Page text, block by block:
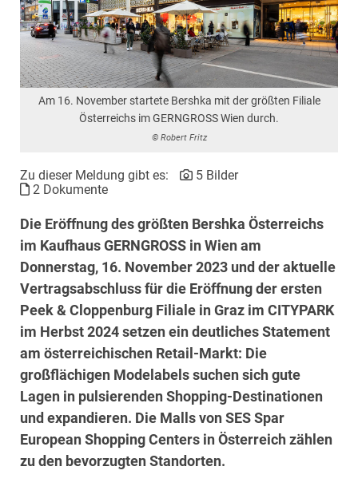
Am 16. November startete Bershka mit der größten Filiale
Österreichs im GERNGROSS Wien durch.
© Robert Fritz
Zu dieser Meldung gibt es:
5 Bilder
2 Dokumente
Die Eröffnung des größten Bershka Österreichs
im Kaufhaus GERNGROSS in Wien am
Donnerstag, 16. November 2023 und der aktuelle
Vertragsabschluss für die Eröffnung der ersten
Peek & Cloppenburg Filiale in Graz im CITYPARK
im Herbst 2024 setzen ein deutliches Statement
am österreichischen Retail-Markt: Die
großflächigen Modelabels suchen sich gute
Lagen in pulsierenden Shopping-Destinationen
und expandieren. Die Malls von SES Spar
European Shopping Centers in Österreich zählen
zu den bevorzugten Standorten.